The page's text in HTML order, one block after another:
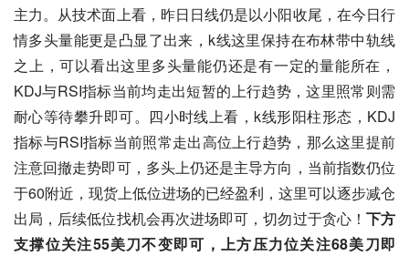
主力。从技术面上看，昨日日线仍是以小阳收尾，在今日行
情多头量能更是凸显了出来，k线这里保持在布林带中轨线
之上，可以看出这里多头量能仍还是有一定的量能所在，
KDJ与RSI指标当前均走出短暂的上行趋势，这里照常则需
耐心等待攀升即可。四小时线上看，k线形阳柱形态，KDJ
指标与RSI指标当前照常走出高位上行趋势，那么这里提前
注意回撤走势即可，多头上仍还是主导方向，当前指数仍位
于60附近，现货上低位进场的已经盈利，这里可以逐步减仓
出局，后续低位找机会再次进场即可，切勿过于贪心！ 下方
支撑位关注55美刀不变即可，上方压力位关注68美刀即